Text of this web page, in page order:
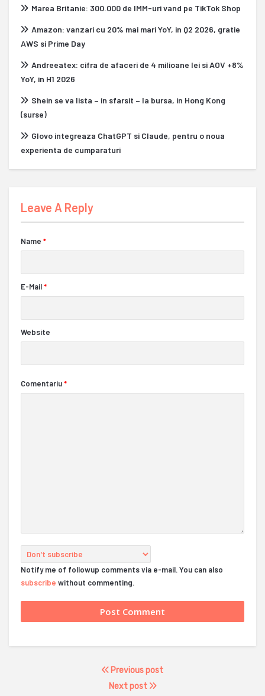
Marea Britanie: 300.000 de IMM-uri vand pe TikTok Shop
Amazon: vanzari cu 20% mai mari YoY, in Q2 2026, gratie
AWS si Prime Day
Andreeatex: cifra de afaceri de 4 milioane lei si AOV +8%
YoY, in H1 2026
Shein se va lista – in sfarsit – la bursa, in Hong Kong
(surse)
Glovo integreaza ChatGPT si Claude, pentru o noua
experienta de cumparaturi
Leave A Reply
Name *
E-Mail*
Website
Comentariu*
Notify me of followup comments via e-mail. You can also
subscribe without commenting.
Previous post
Next post